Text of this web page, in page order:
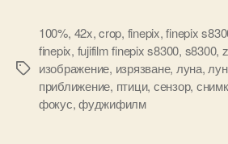
Tags
100%, 42x,crop, finepix,finepix
finepix, fujifilm finepix s8300, s8300,
изображение, изрязване, луна,
приближение, птици, сензор,
фокус,фуджифилм